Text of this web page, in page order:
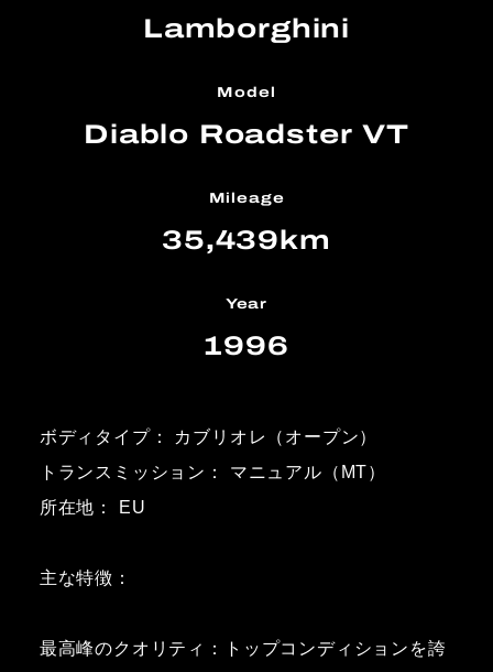
Lamborghini
Model
Diablo Roadster VT
Mileage
35,439km
Year
1996
ボディタイプ： カブリオレ（オープン）
トランスミッション： マニュアル（MT）
所在地： EU
主な特徴：
最高峰のクオリティ：トップコンディションを誇